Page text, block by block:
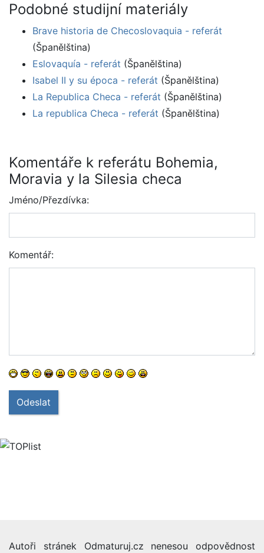
Podobné studijní materiály
Brave historia de Checoslovaquia - referát
(Španělština)
Eslovaquía - referát (Španělština)
Isabel II y su época - referát (Španělština)
La Republica Checa - referát (Španělština)
La republica Checa - referát (Španělština)
Komentáře k referátu Bohemia,
Moravia y la Silesia checa
Jméno/Přezdívka:
Komentář:
Odeslat
Autoři stránek Odmaturuj.cz nenesou odpovědnost